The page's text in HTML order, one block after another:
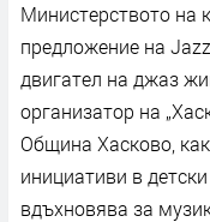
Министерството на
предложение на
двигател на джаз
организатор на
Община Хасково,
инициативи в
вдъхновява за